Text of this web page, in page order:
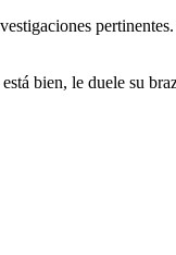
bien, le duele su